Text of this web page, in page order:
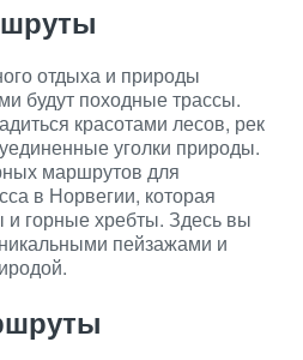
отдыха и природы
будут походные трассы.
красотами лесов, рек
уголки природы.
маршрутов для
в Норвегии, которая
и горные хребты. Здесь вы
пейзажами и